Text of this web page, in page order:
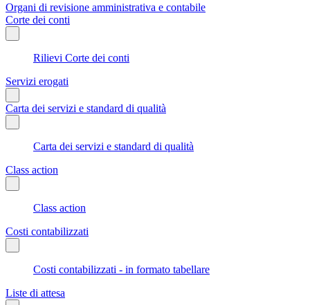
Organi di revisione amministrativa e contabile
Corte dei conti
Rilievi Corte dei conti
Servizi erogati
Carta dei servizi e standard di qualità
Carta dei servizi e standard di qualità
Class action
Class action
Costi contabilizzati
Costi contabilizzati - in formato tabellare
Liste di attesa